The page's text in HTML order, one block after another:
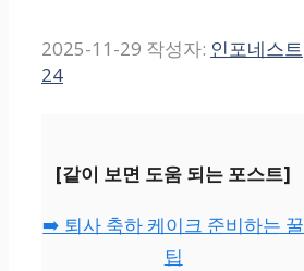
2025-11-29 작성자: 인포네스트
24
[같이 보면 도움 되는 포스트]
➡️ 퇴사 축하 케이크 준비하는 꿀
팁